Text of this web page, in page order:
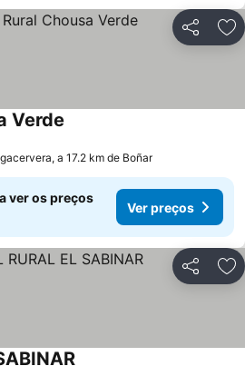
Partilhar
Verde
a 17.2 km de Boñar
ver os preços
Ver preços
Partilhar